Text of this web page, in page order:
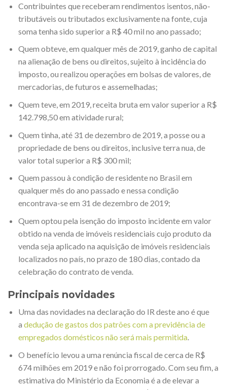
Contribuintes que receberam rendimentos isentos, não-
tributáveis ou tributados exclusivamente na fonte, cuja
soma tenha sido superior a R$ 40 mil no ano passado;
Quem obteve, em qualquer mês de 2019, ganho de capital
na alienação de bens ou direitos, sujeito à incidência do
imposto, ou realizou operações em bolsas de valores, de
mercadorias, de futuros e assemelhadas;
Quem teve, em 2019, receita bruta em valor superior a R$
142.798,50 em atividade rural;
Quem tinha, até 31 de dezembro de 2019, a posse ou a
propriedade de bens ou direitos, inclusive terra nua, de
valor total superior a R$ 300 mil;
Quem passou à condição de residente no Brasil em
qualquer mês do ano passado e nessa condição
encontrava-se em 31 de dezembro de 2019;
Quem optou pela isenção do imposto incidente em valor
obtido na venda de imóveis residenciais cujo produto da
venda seja aplicado na aquisição de imóveis residenciais
localizados no país, no prazo de 180 dias, contado da
celebração do contrato de venda.
Principais novidades
Uma das novidades na declaração do IR deste ano é que
a dedução de gastos dos patrões com a previdência de
empregados domésticos não será mais permitida.
O benefício levou a uma renúncia fiscal de cerca de R$
674 milhões em 2019 e não foi prorrogado. Com seu fim, a
estimativa do Ministério da Economia é a de elevar a